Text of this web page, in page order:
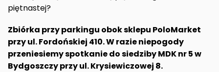
piętnastej?
Zbiórka przy parkingu obok sklepu PoloMarket
przy ul. Fordońskiej 410. W razie niepogody
przeniesiemy spotkanie do siedziby MDK nr 5 w
Bydgoszczy przy ul. Krysiewiczowej 8.